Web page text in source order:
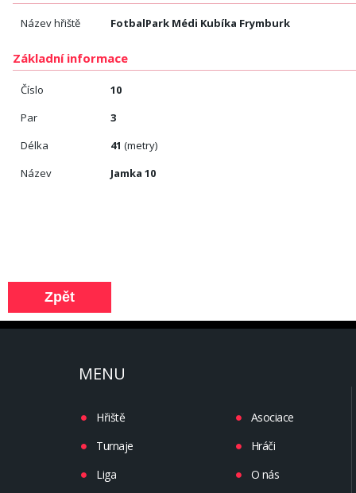
Název hřiště FotbalPark Médi Kubíka Frymburk
Základní informace
Číslo
10
Par
3
Délka
41 (metry)
Název
Jamka 10
MENU
Hřiště
Turnaje
Liga
Asociace
Hráči
O nás